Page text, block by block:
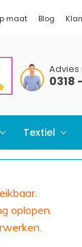
maat Blog
Advies
0318
Textiel
oplopen.